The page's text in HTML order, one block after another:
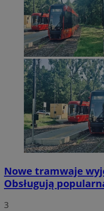
Nowe tramwaje
Obsługują
3